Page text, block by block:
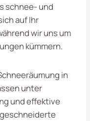
schnee- und
auf Ihr
wir uns um
kümmern.
in
unter
und effektive